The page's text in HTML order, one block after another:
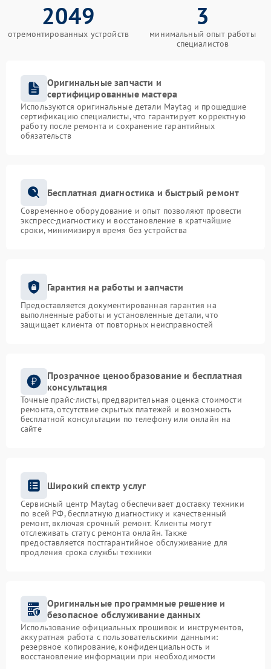
2049
отремонтированных устройств
3
минимальный опыт работы
специалистов
Оригинальные запчасти и
сертифицированные мастера
Используются оригинальные детали Maytag и прошедшие
сертификацию специалисты, что гарантирует корректную
работу после ремонта и сохранение гарантийных
обязательств
Бесплатная диагностика и быстрый ремонт
Современное оборудование и опыт позволяют провести
экспресс-диагностику и восстановление в кратчайшие
сроки, минимизируя время без устройства
Гарантия на работы и запчасти
Предоставляется документированная гарантия на
выполненные работы и установленные детали, что
защищает клиента от повторных неисправностей
Прозрачное ценообразование и бесплатная
консультация
Точные прайс-листы, предварительная оценка стоимости
ремонта, отсутствие скрытых платежей и возможность
бесплатной консультации по телефону или онлайн на
сайте
Широкий спектр услуг
Сервисный центр Maytag обеспечивает доставку техники
по всей РФ, бесплатную диагностику и качественный
ремонт, включая срочный ремонт. Клиенты могут
отслеживать статус ремонта онлайн. Также
предоставляется постгарантийное обслуживание для
продления срока службы техники
Оригинальные программные решение и
безопасное обслуживание данных
Использование официальных прошивок и инструментов,
аккуратная работа с пользовательскими данными:
резервное копирование, конфиденциальность и
восстановление информации при необходимости